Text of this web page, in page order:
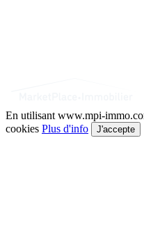
En utilisant www.mpi-
cookies Plus d'info J'accepte